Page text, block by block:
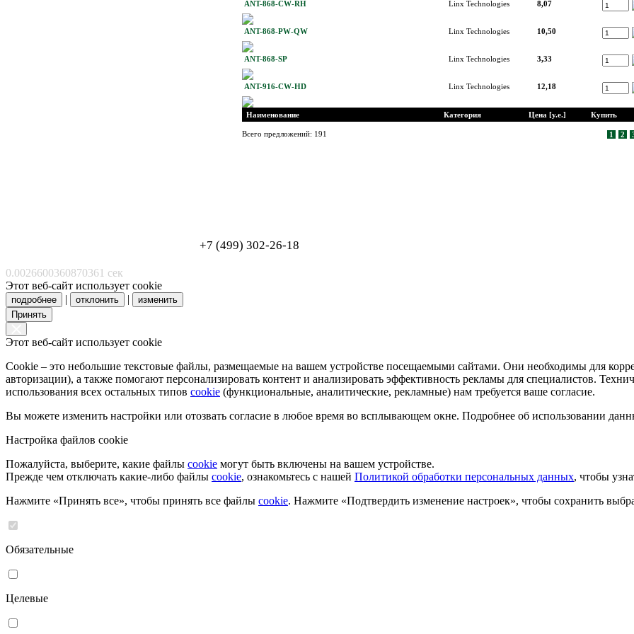
ANT-868-CW-RH Linx Technologies 8,07
ANT-868-PW-QW Linx Technologies 10,50
ANT-868-SP Linx Technologies 3,33
ANT-916-CW-HD Linx Technologies 12,18
Наименование Категория Цена [у.е.] Купить
Всего предложений: 191 1 2
+7 (499) 302-26-18
0.0026600360870361 сек
Этот веб-сайт использует cookie
подробнее | отклонить |
изменить
Принять
Этот веб-сайт использует cookie
Cookie – это небольшие текстовые файлы, размещаемые на вашем устройстве посещаемыми сайтами. Они необходимы для
авторизации), а также помогают персонализировать контент и анализировать эффективность рекламы для специалистов.
использования всех остальных типов cookie (функциональные, аналитические, рекламные) нам требуется ваше согласие.
Вы можете изменить настройки или отозвать согласие в любое время во всплывающем окне. Подробнее об использовании
Настройка файлов cookie
Пожалуйста, выберите, какие файлы cookie могут быть включены на вашем устройстве.
Прежде чем отключать какие-либо файлы cookie, ознакомьтесь с нашей Политикой обработки персональных данных, чтобы
Нажмите «Принять все», чтобы принять все файлы cookie. Нажмите «Подтвердить изменение настроек», чтобы сохранить
Обязательные
Целевые